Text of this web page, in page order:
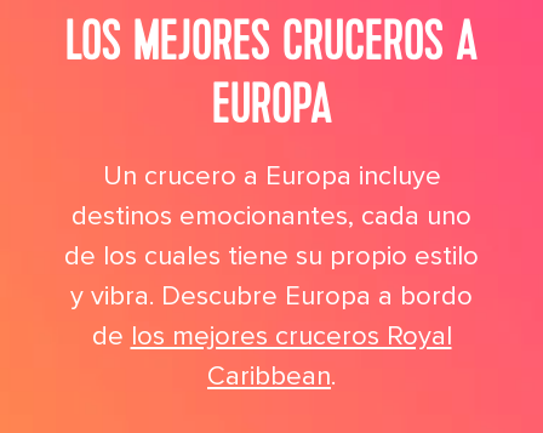
LOS MEJORES CRUCEROS A
EUROPA
Un crucero a Europa incluye
destinos emocionantes, cada uno
de los cuales tiene su propio estilo
y vibra. Descubre Europa a bordo
de los mejores cruceros Royal
Caribbean.